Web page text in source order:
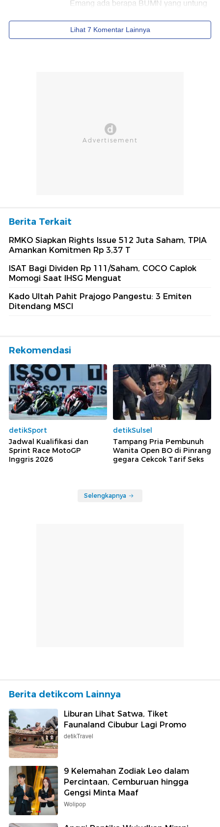
Berita Terkait
RMKO Siapkan Rights Issue 512 Juta Saham, TPIA
Amankan Komitmen Rp 3,37 T
ISAT Bagi Dividen Rp 111/Saham, COCO Caplok
Momogi Saat IHSG Menguat
Kado Ultah Pahit Prajogo Pangestu: 3 Emiten
Ditendang MSCI
Rekomendasi
detikSport
Jadwal Kualifikasi dan
Sprint Race MotoGP
Inggris 2026
detikSulsel
Tampang Pria Pembunuh
Wanita Open BO di Pinrang
gegara Cekcok Tarif Seks
Selengkapnya
Berita detikcom Lainnya
Liburan Lihat Satwa, Tiket
Faunaland Cibubur Lagi Promo
detikTravel
9 Kelemahan Zodiak Leo dalam
Percintaan, Cemburuan hingga
Gengsi Minta Maaf
Wolipop